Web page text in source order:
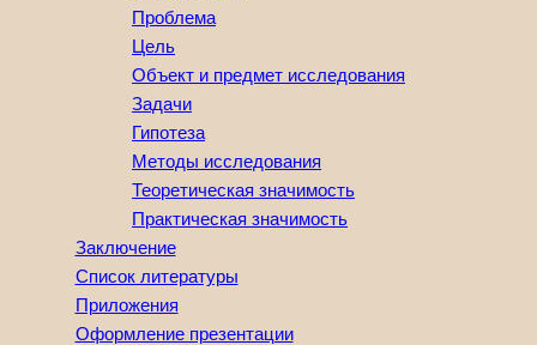
Проблема
Цель
Объект и предмет исследования
Задачи
Гипотеза
Методы исследования
Теоретическая значимость
Практическая значимость
Заключение
Список литературы
Приложения
Оформление презентации